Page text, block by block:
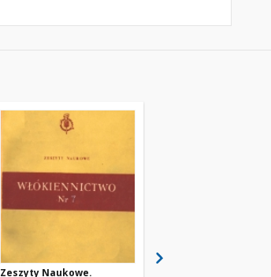
Zeszyty Naukowe.